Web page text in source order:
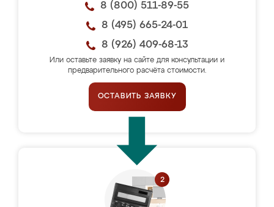
8 (800) 511-89-55
8 (495) 665-24-01
8 (926) 409-68-13
Или оставьте заявку на сайте для консультации и
предварительного расчёта стоимости.
ОСТАВИТЬ ЗАЯВКУ